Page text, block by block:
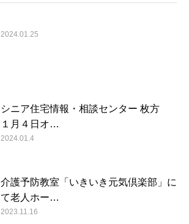
2024.01.25
シニア住宅情報・相談センター 枚方
１月４日オ…
2024.01.4
介護予防教室「いきいき元気倶楽部」に
て老人ホー…
2023.11.16